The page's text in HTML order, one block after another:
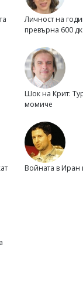
Личност на
превърна 600
Шок на Крит:
момиче
Войната в Иран